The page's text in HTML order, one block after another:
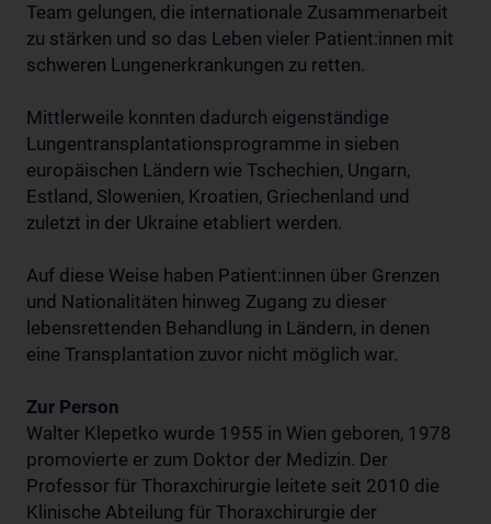
Team gelungen, die internationale Zusammenarbeit
zu stärken und so das Leben vieler Patient:innen mit
schweren Lungenerkrankungen zu retten.
Mittlerweile konnten dadurch eigenständige
Lungentransplantationsprogramme in sieben
europäischen Ländern wie Tschechien, Ungarn,
Estland, Slowenien, Kroatien, Griechenland und
zuletzt in der Ukraine etabliert werden.
Auf diese Weise haben Patient:innen über Grenzen
und Nationalitäten hinweg Zugang zu dieser
lebensrettenden Behandlung in Ländern, in denen
eine Transplantation zuvor nicht möglich war.
Zur Person
Walter Klepetko wurde 1955 in Wien geboren, 1978
promovierte er zum Doktor der Medizin. Der
Professor für Thoraxchirurgie leitete seit 2010 die
Klinische Abteilung für Thoraxchirurgie der